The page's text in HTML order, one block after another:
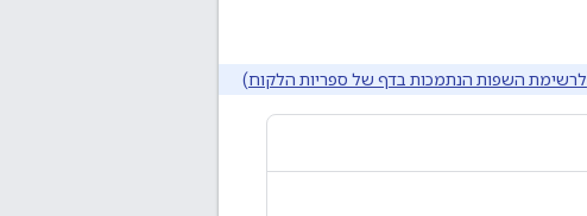
לרשימת השפות הנתמכות בדף של ספריות הלקוח)